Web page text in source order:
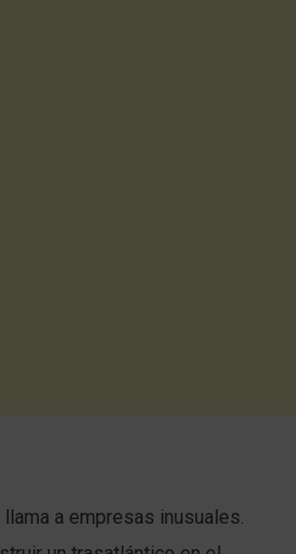
a empresas inusuales.